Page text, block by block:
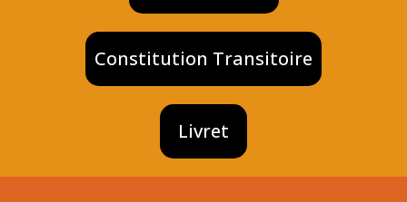
Constitution Transitoire
Livret